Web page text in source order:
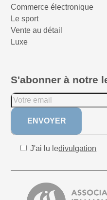
Commerce électronique
Le sport
Vente au détail
Luxe
S'abonner à notre
J'ai lu ledivulgation